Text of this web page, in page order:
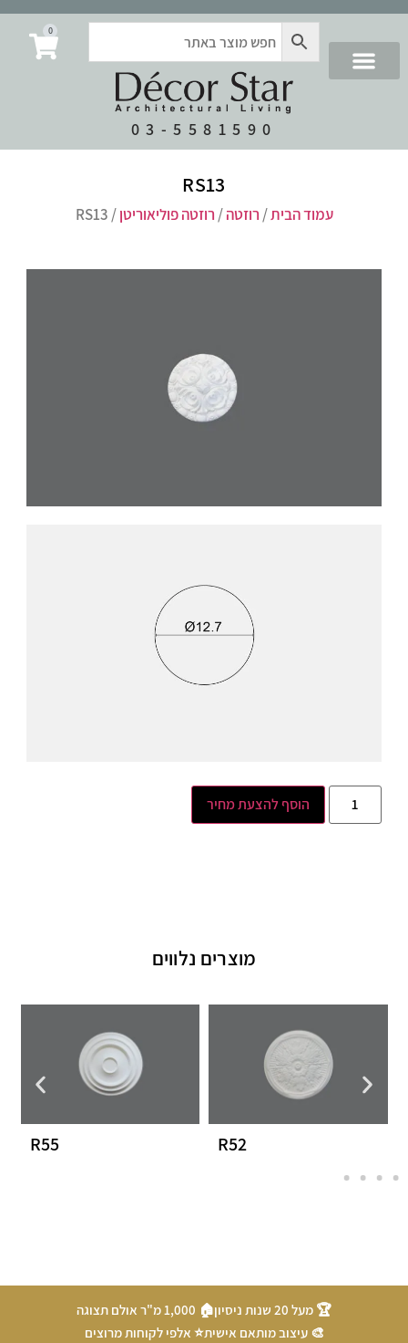
03-5581590
0
RS13
עמוד הבית/ רוזטה/ רוזטה פוליאוריטן/ RS13
הוסף להצעת מחיר
מוצרים נלווים
R52
R55
🏆 מעל 20 שנות ניסיון
🏠 1,000 מ"ר אולם תצוגה
🎨 עיצוב מותאם אישית⭐ אלפי לקוחות מרוצים